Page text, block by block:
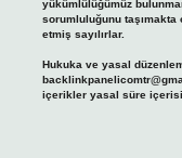
yükümlülüğümüz
sorumluluğunu
etmiş sayılırlar.
Hukuka ve yasal
içerikler yasal süre